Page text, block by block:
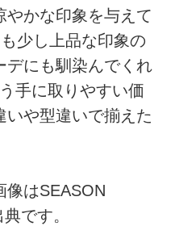
やかな印象を与えて
少し上品な印象の
デにも馴染んでくれ
手に取りやすい価
いや型違いで揃えた
はSEASON
です。